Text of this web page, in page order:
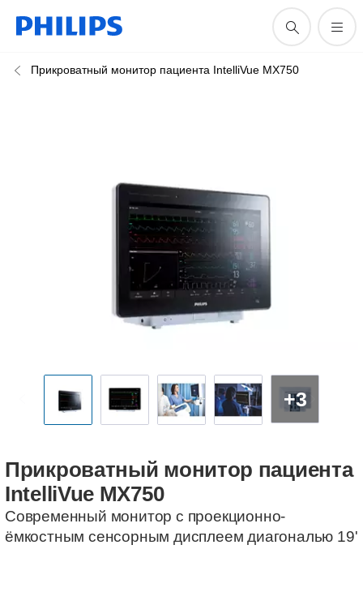
Прикроватный монитор пациента IntelliVue MX750
+3
Прикроватный монитор пациента
IntelliVue MX750
Современный монитор с проекционно-
ёмкостным сенсорным дисплеем диагональю 19'